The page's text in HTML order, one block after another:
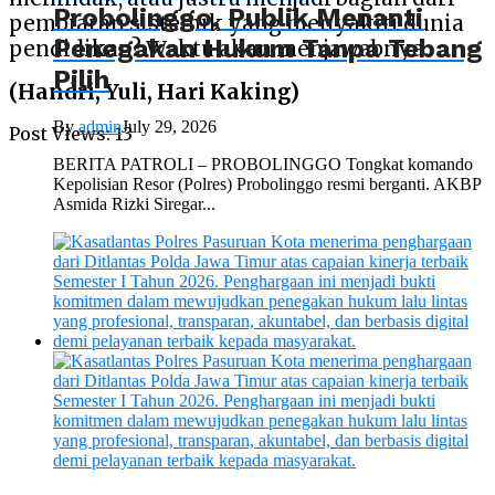
pembiaran sistemik yang menyakiti dunia
pendidikan? Waktu akan menjawabnya.
(Handri, Yuli, Hari Kaking)
Post Views: 13
Probolinggo, Publik Menanti
Penegakan Hukum Tanpa Tebang
Pilih
ByadminJuly 29, 2026
BERITA PATROLI – PROBOLINGGO Tongkat komando
Kepolisian Resor (Polres) Probolinggo resmi berganti. AKBP
Asmida Rizki Siregar...